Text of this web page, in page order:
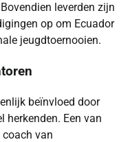
leverden zijn
op om Ecuador
jeugdtoernooien.
beïnvloed door
herkenden. Een van
van